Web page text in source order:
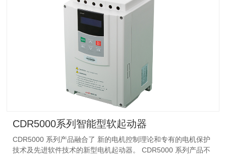
CDR5000系列智能型软起动器
CDR5000 系列产品融合了 新的电机控制理论和专有的电机保护
技术及先进软件技术的新型电机起动器。 CDR5000 系列产品不